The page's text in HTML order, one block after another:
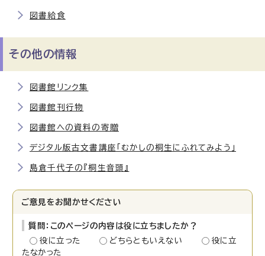
図書給食
その他の情報
図書館リンク集
図書館刊行物
図書館への資料の寄贈
デジタル版古文書講座「むかしの桐生にふれてみよう」
島倉千代子の『桐生音頭』
ご意見をお聞かせください
質問：このページの内容は役に立ちましたか？
役に立った
どちらともいえない
役に立
たなかった